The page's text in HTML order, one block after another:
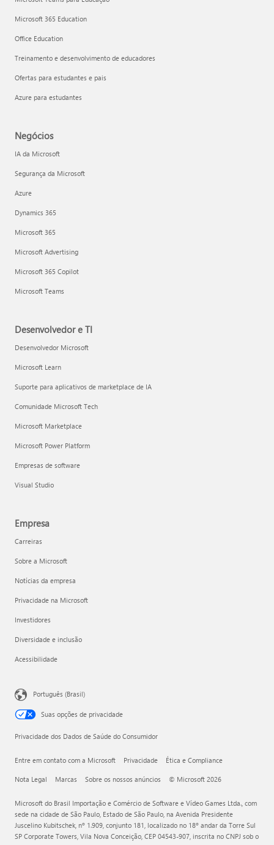
Microsoft 365 Education
Office Education
Treinamento e desenvolvimento de educadores
Ofertas para estudantes e pais
Azure para estudantes
Negócios
IA da Microsoft
Segurança da Microsoft
Azure
Dynamics 365
Microsoft 365
Microsoft Advertising
Microsoft 365 Copilot
Microsoft Teams
Desenvolvedor e TI
Desenvolvedor Microsoft
Microsoft Learn
Suporte para aplicativos de marketplace de IA
Comunidade Microsoft Tech
Microsoft Marketplace
Microsoft Power Platform
Empresas de software
Visual Studio
Empresa
Carreiras
Sobre a Microsoft
Notícias da empresa
Privacidade na Microsoft
Investidores
Diversidade e inclusão
Acessibilidade
Português (Brasil)
Suas opções de privacidade
Privacidade dos Dados de Saúde do Consumidor
Entre em contato com a Microsoft Privacidade Ética e Compliance
Nota Legal Marcas Sobre os nossos anúncios © Microsoft 2026
Microsoft do Brasil Importação e Comércio de Software e Vídeo Games Ltda., com
sede na cidade de São Paulo, Estado de São Paulo, na Avenida Presidente
Juscelino Kubitschek, nº 1.909, conjunto 181, localizado no 18º andar da Torre Sul
SP Corporate Towers, Vila Nova Conceição, CEP 04543-907, inscrita no CNPJ sob o